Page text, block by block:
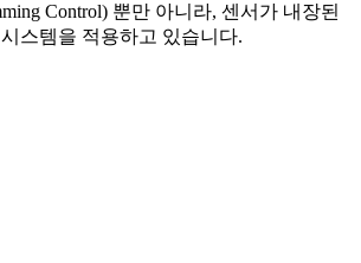
Control) 뿐만 아니라, 센서가 내장된
스템을 적용하고 있습니다.